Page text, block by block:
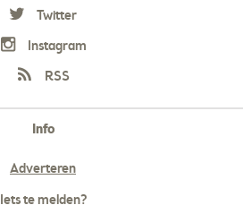
Twitter
Instagram
RSS
Info
Adverteren
Iets te melden?